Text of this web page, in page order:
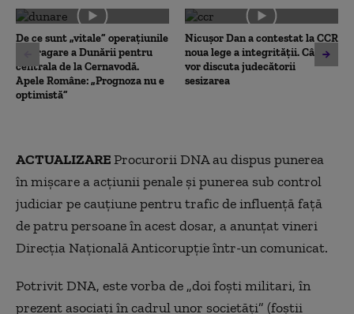
0
seconds
De ce sunt „vitale” operațiunile
de dragare a Dunării pentru
centrala de la Cernavodă.
Apele Române: „Prognoza nu e
optimistă”
Nicușor Dan a contestat la CCR
noua lege a integrității. Când
vor discuta judecătorii
sesizarea
ACTUALIZAREProcurorii DNA au dispus punerea
în mișcare a acțiunii penale și punerea sub control
judiciar pe cauțiune pentru trafic de influență față
de patru persoane în acest dosar, a anunțat vineri
Direcția Națională Anticorupție într-un comunicat.
Potrivit DNA, este vorba de „doi foști militari, în
prezent asociați în cadrul unor societăți” (foștii